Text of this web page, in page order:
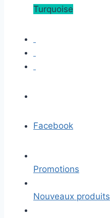
Turquoise
Facebook
Promotions
Nouveaux produits